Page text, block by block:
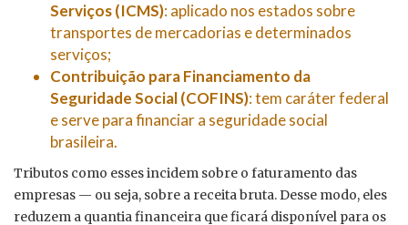
Serviços (ICMS): aplicado nos estados sobre
transportes de mercadorias e determinados
serviços;
Contribuição para Financiamento da
Seguridade Social (COFINS): tem caráter federal
e serve para financiar a seguridade social
brasileira.
Tributos como esses incidem sobre o faturamento das
empresas — ou seja, sobre a receita bruta. Desse modo, eles
reduzem a quantia financeira que ficará disponível para os